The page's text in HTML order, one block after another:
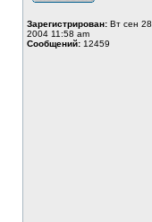
Зарегистрирован: Вт сен 28,
2004 11:58 am
Сообщений: 12459